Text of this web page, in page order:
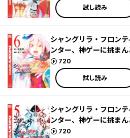
試し読み
シャングリラ・フロン
ンター、神ゲーに挑ま
720
ポイント
試し読み
シャングリラ・フロン
ンター、神ゲーに挑ま
720
ポイント